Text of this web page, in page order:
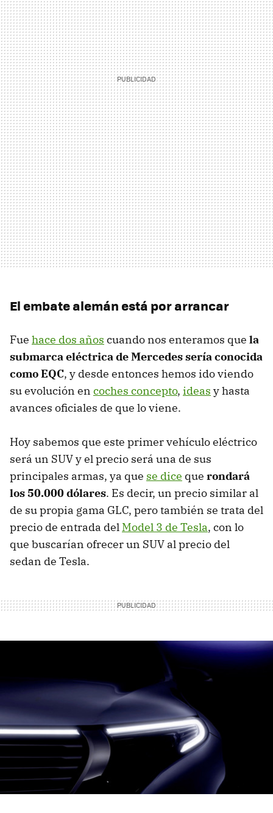
El embate alemán está por arrancar
Fue hace dos años cuando nos enteramos que la
submarca eléctrica de Mercedes sería conocida
como EQC, y desde entonces hemos ido viendo
su evolución en coches concepto, ideas y hasta
avances oficiales de que lo viene.
Hoy sabemos que este primer vehículo eléctrico
será un SUV y el precio será una de sus
principales armas, ya que se dice que rondará
los 50.000 dólares. Es decir, un precio similar al
de su propia gama GLC, pero también se trata del
precio de entrada del Model 3 de Tesla, con lo
que buscarían ofrecer un SUV al precio del
sedan de Tesla.